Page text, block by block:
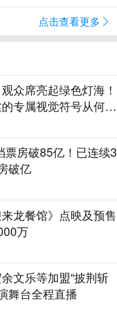
点击查看更多
众席亮起绿色灯海！
专属视觉符号从何而
票房破85亿！已连续3
破亿
龙餐馆》点映及预售
万
文乐等加盟“披荆斩
舞台全程直播